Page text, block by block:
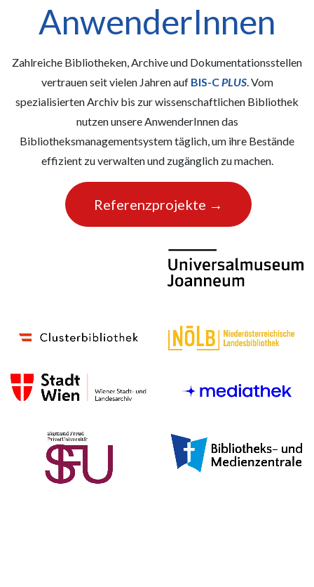
AnwenderInnen
Zahlreiche Bibliotheken, Archive und Dokumentationsstellen
vertrauen seit vielen Jahren auf BIS-C PLUS. Vom
spezialisierten Archiv bis zur wissenschaftlichen Bibliothek
nutzen unsere AnwenderInnen das
Bibliotheksmanagementsystem täglich, um ihre Bestände
effizient zu verwalten und zugänglich zu machen.
Referenzprojekte →